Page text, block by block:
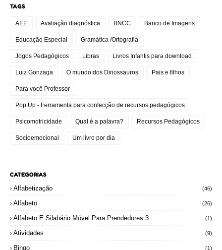
TAGS
AEE Avaliação diagnóstica BNCC Banco de Imagens
Educação Especial Gramática /Ortografia
Jogos Pedagógicos Libras Livros Infantis para download
Luiz Gonzaga O mundo dos Dinossauros Pais e filhos
Para você Professor
Pop Up - Ferramenta para confecção de recursos pedagógicos
Psicomotricidade Qual é a palavra? Recursos Pedagógicos
Socioemocional Um livro por dia
CATEGORIAS
Alfabetização
(46)
Alfabeto (26)
Alfabeto E Silabário Móvel Para Prendedores 3 (1)
Atividades (9)
Bingo (1)